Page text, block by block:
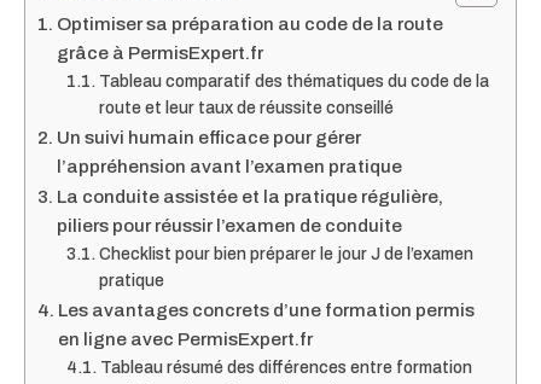
Optimiser sa préparation au code de la route
grâce à PermisExpert.fr
Tableau comparatif des thématiques du code de la
route et leur taux de réussite conseillé
Un suivi humain efficace pour gérer
l’appréhension avant l’examen pratique
La conduite assistée et la pratique régulière,
piliers pour réussir l’examen de conduite
Checklist pour bien préparer le jour J de l’examen
pratique
Les avantages concrets d’une formation permis
en ligne avec PermisExpert.fr
Tableau résumé des différences entre formation